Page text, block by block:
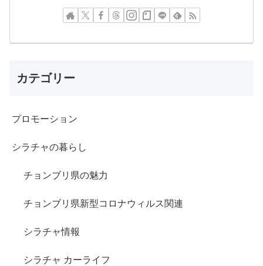
カテゴリー
プロモーション
シラチャの暮らし
チョンブリ県の魅力
チョンブリ県新型コロナウィルス関連
シラチャ情報
シラチャ カーライフ